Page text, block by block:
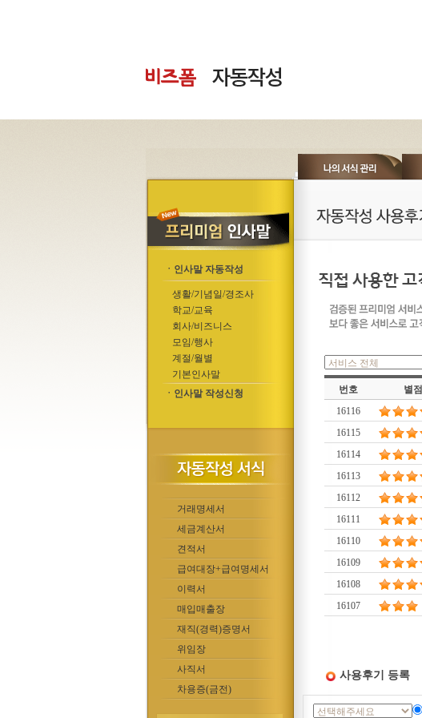
ㆍ인사말 자동작성
생활/기념일/경조사
학교/교육
회사/비즈니스
모임/행사
계절/월별
기본인사말
ㆍ인사말 작성신청
거래명세서
세금계산서
견적서
급여대장+급여명세서
이력서
매입매출장
재직(경력)증명서
위임장
사직서
차용증(금전)
번호 별점
16116
16115
16114
16113
16112
16111
16110
16109
16108
16107
사용후기 등록